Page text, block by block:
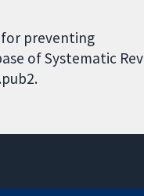
for preventing
of Systematic